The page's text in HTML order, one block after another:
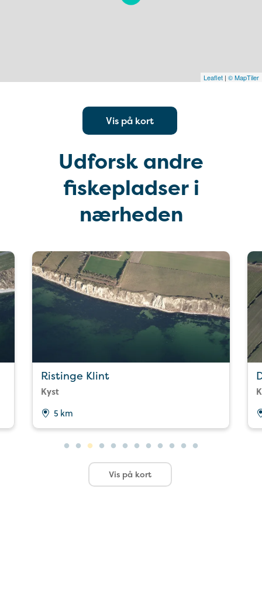
Leaflet | © MapTiler
Vis på kort
Udforsk andre
fiskepladser i
nærheden
Ristinge Klint
Kyst
5 km
Vis på kort